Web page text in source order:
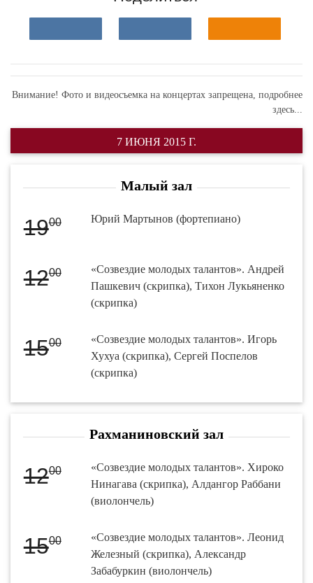
Внимание! Фото и видеосъемка на концертах запрещена, подробнее
здесь...
7 ИЮНЯ 2015 Г.
Малый зал
1900 Юрий Мартынов (фортепиано)
1200
«Созвездие молодых талантов». Андрей
Пашкевич (скрипка), Тихон Лукьяненко
(скрипка)
1500
«Созвездие молодых талантов». Игорь
Хухуа (скрипка), Сергей Поспелов
(скрипка)
Рахманиновский зал
1200
«Созвездие молодых талантов». Хироко
Нинагава (скрипка), Алдангор Раббани
(виолончель)
1500
«Созвездие молодых талантов». Леонид
Железный (скрипка), Александр
Забабуркин (виолончель)